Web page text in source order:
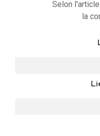
Selon
la